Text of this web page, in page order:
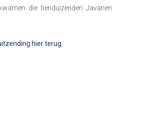
die tienduizenden Javanen
hier terug.